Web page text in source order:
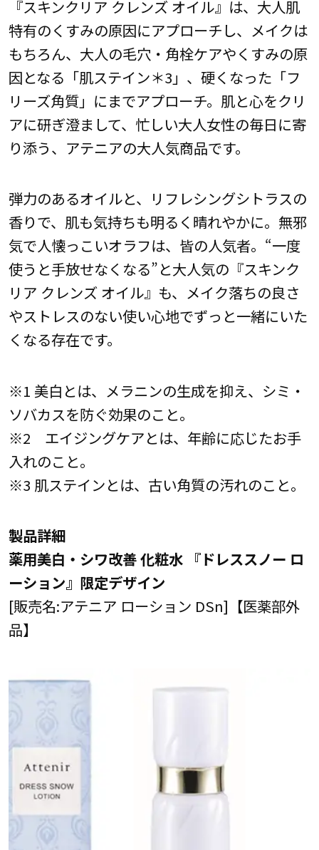
『スキンクリア クレンズ オイル』は、大人肌
特有のくすみの原因にアプローチし、メイクは
もちろん、大人の毛穴・角栓ケアやくすみの原
因となる「肌ステイン＊3」、硬くなった「フ
リーズ角質」にまでアプローチ。肌と心をクリ
アに研ぎ澄まして、忙しい大人女性の毎日に寄
り添う、アテニアの大人気商品です。
弾力のあるオイルと、リフレシングシトラスの
香りで、肌も気持ちも明るく晴れやかに。無邪
気で人懐っこいオラフは、皆の人気者。“一度
使うと手放せなくなる”と大人気の『スキンク
リア クレンズ オイル』も、メイク落ちの良さ
やストレスのない使い心地でずっと一緒にいた
くなる存在です。
※1 美白とは、メラニンの生成を抑え、シミ・
ソバカスを防ぐ効果のこと。
※2 エイジングケアとは、年齢に応じたお手
入れのこと。
※3 肌ステインとは、古い角質の汚れのこと。
製品詳細
薬用美白・シワ改善 化粧水 『ドレススノー ロ
ーション』限定デザイン
[販売名:アテニア ローション DSn]【医薬部外
品】